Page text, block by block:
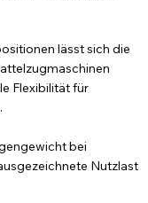
lässt sich die
Flexibilität für
bei
Nutzlast